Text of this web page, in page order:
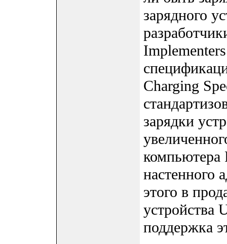
зарядного
Charging
зарядки
компьютера
настенного
этого в
устройства
поддержка